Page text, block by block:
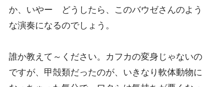
か、いやー どうしたら、このバウゼさんのよう
な演奏になるのでしょう。
誰か教えて～ください。カフカの変身じゃないの
ですが、甲殻類だったのが、いきなり軟体動物に